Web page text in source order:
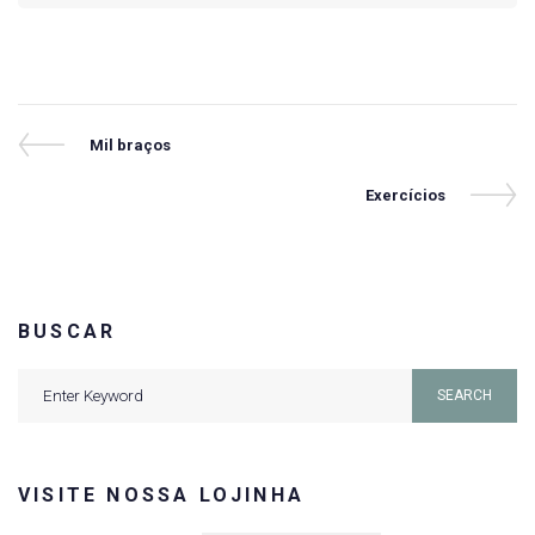
Navegação
Previous
Mil braços
Next
Exercícios
BUSCAR
SEARCH
VISITE NOSSA LOJINHA